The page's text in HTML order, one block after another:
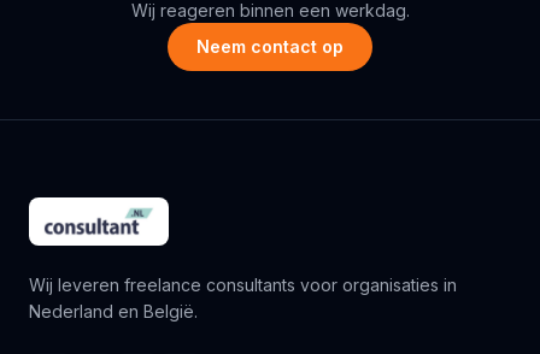
Wij reageren binnen een werkdag.
Neem contact op
Wij leveren freelance consultants voor organisaties in
Nederland en België.